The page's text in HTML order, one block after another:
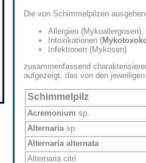
Die von Schimmelpilzen
Allergien (Mykoallergosen),
Intoxikationen (
Infektionen (Mykosen)
zusammenfassend
aufgezeigt, das von den
Schimmelpilz
Acremonium sp.
Alternariasp.
Alternaria alternata
Alternaria citri